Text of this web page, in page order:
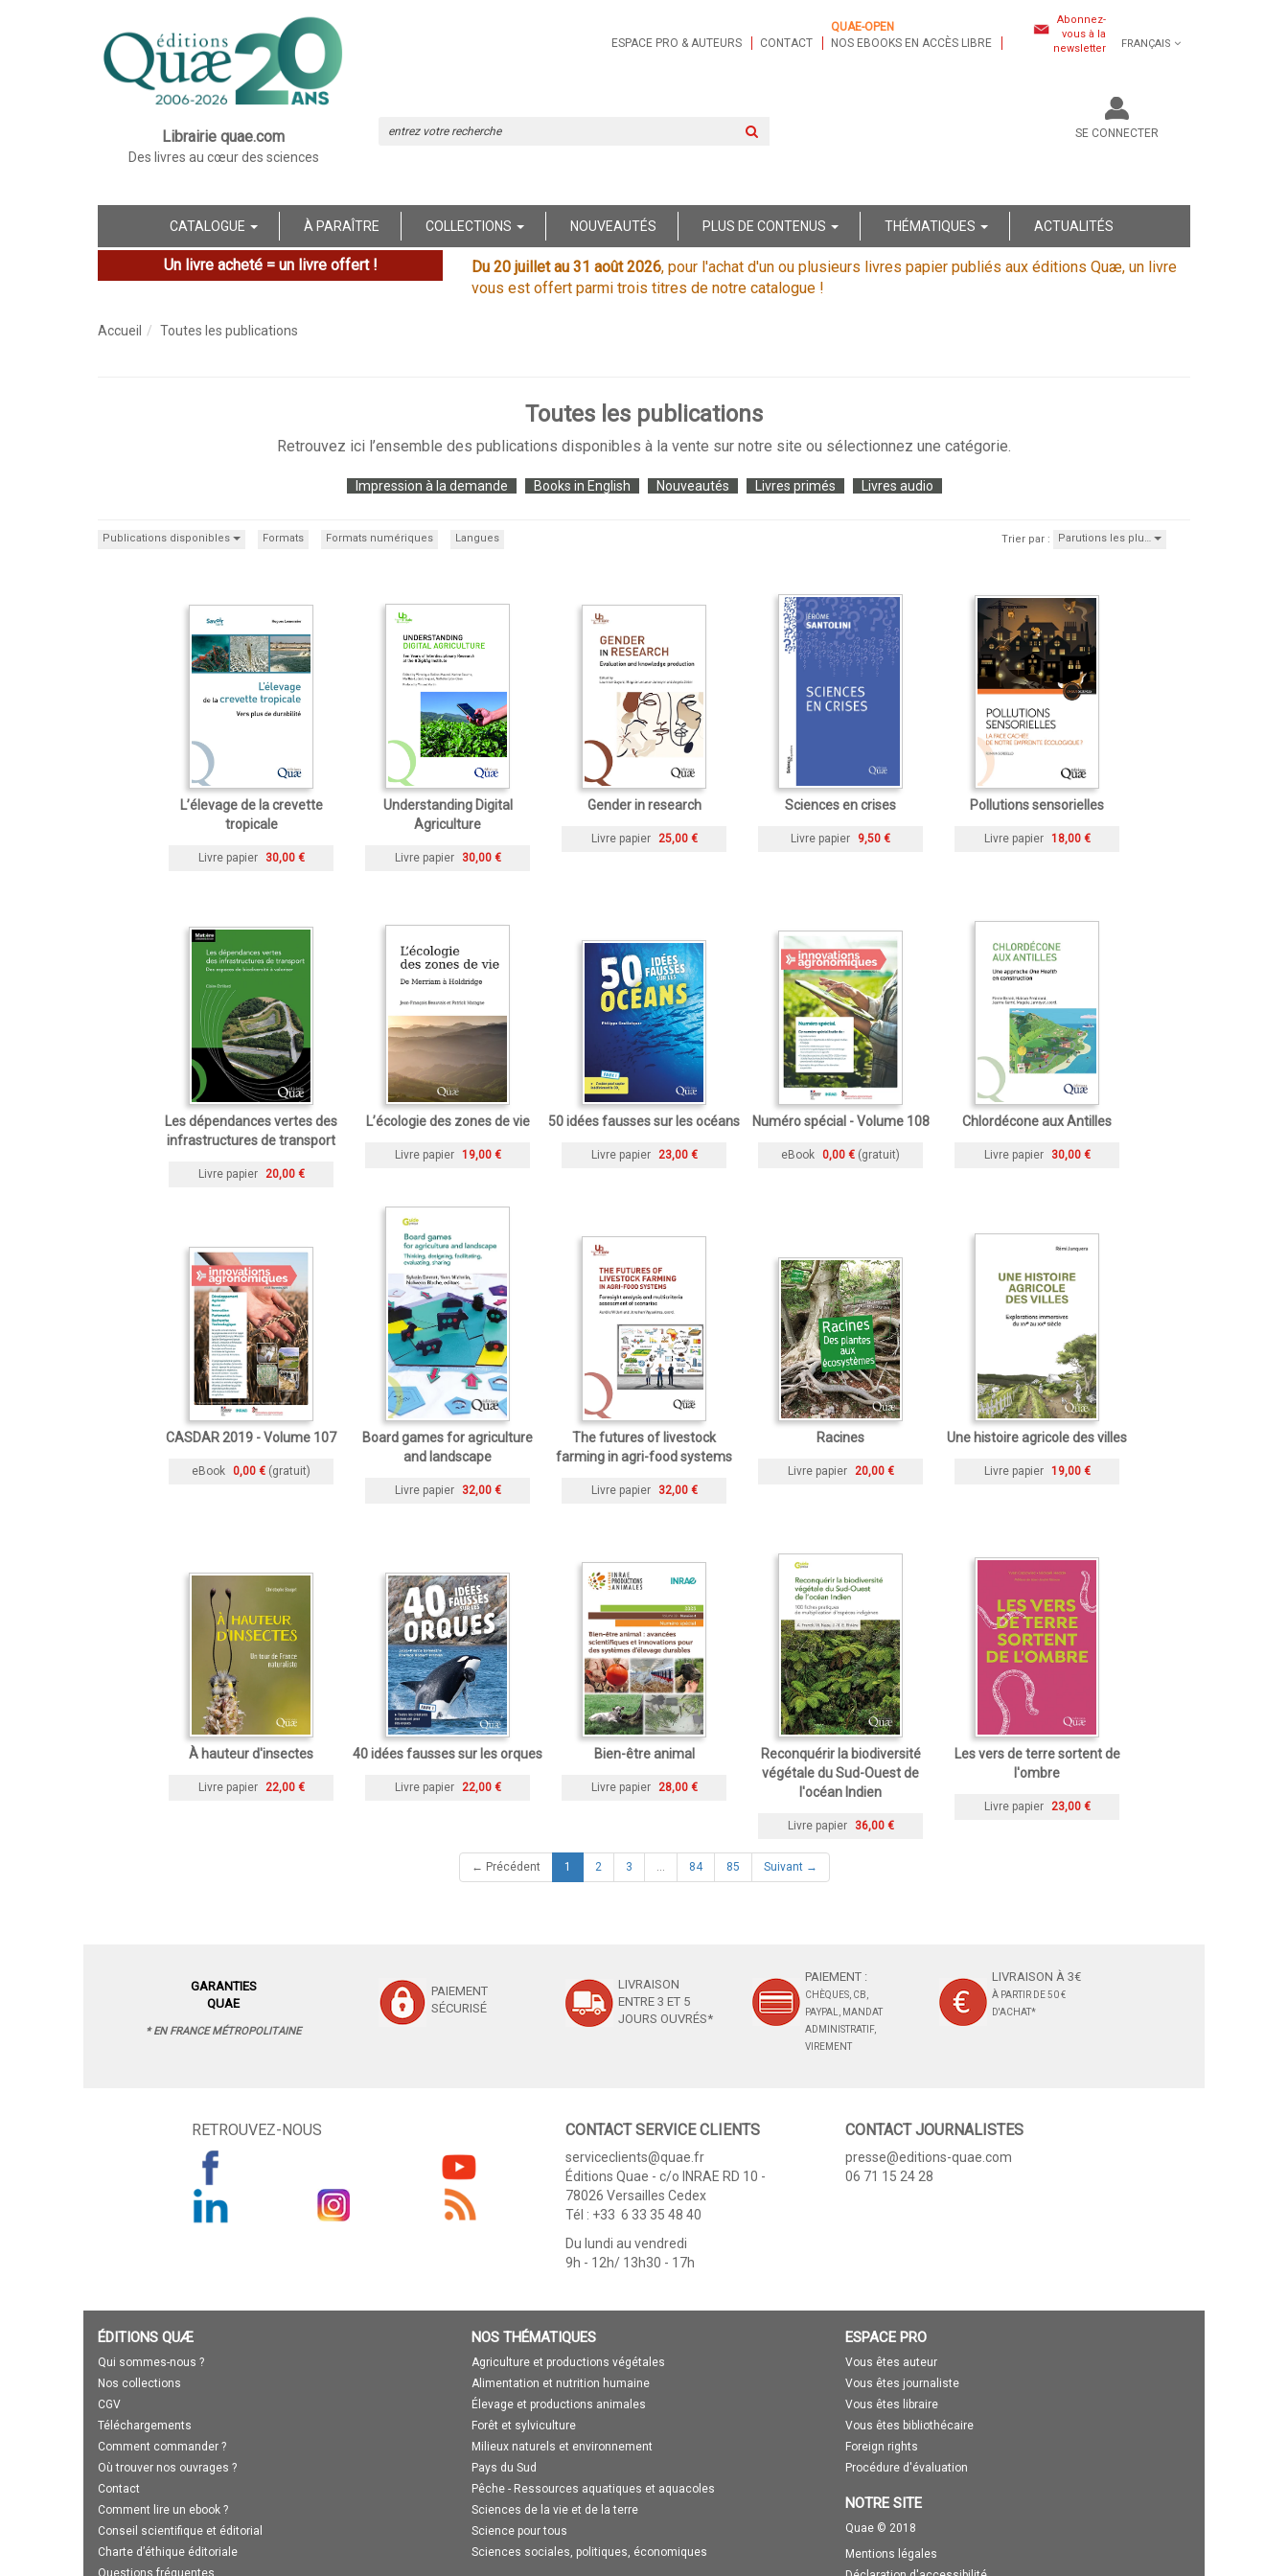
Librairie quae.com
Des livres au cœur des sciences
ESPACE PRO & AUTEURS CONTACT
QUAE-OPEN
NOS EBOOKS EN ACCÈS LIBRE
Abonnez-
vous à la
newsletter
FRANÇAIS
SE CONNECTER
CATALOGUE À PARAÎTRE COLLECTIONS NOUVEAUTÉS PLUS DE CONTENUS THÉMATIQUES ACTUALITÉS
Un livre acheté = un livre offert ! Du 20 juillet au 31 août 2026, pour l'achat d'un ou plusieurs livres papier publiés aux éditions Quæ, un livre
vous est offert parmi trois titres de notre catalogue !
Accueil Toutes les publications
Toutes les publications
Retrouvez ici l’ensemble des publications disponibles à la vente sur notre site ou sélectionnez une catégorie.
Impression à la demande Books in English Nouveautés Livres primés Livres audio
Publications disponibles Formats Formats numériques Langues Trier par : Parutions les plu…
L’élevage de la crevette
tropicale
Livre papier 30,00 €
Understanding Digital
Agriculture
Livre papier 30,00 €
Gender in research
Livre papier 25,00 €
Sciences en crises
Livre papier 9,50 €
Pollutions sensorielles
Livre papier 18,00 €
Les dépendances vertes des
infrastructures de transport
Livre papier 20,00 €
L’écologie des zones de vie
Livre papier 19,00 €
50 idées fausses sur les océans
Livre papier 23,00 €
Numéro spécial - Volume 108
eBook 0,00 € (gratuit)
Chlordécone aux Antilles
Livre papier 30,00 €
CASDAR 2019 - Volume 107
eBook 0,00 € (gratuit)
Board games for agriculture
and landscape
Livre papier 32,00 €
The futures of livestock
farming in agri-food systems
Livre papier 32,00 €
Racines
Livre papier 20,00 €
Une histoire agricole des villes
Livre papier 19,00 €
À hauteur d'insectes
Livre papier 22,00 €
40 idées fausses sur les orques
Livre papier 22,00 €
Bien-être animal
Livre papier 28,00 €
Reconquérir la biodiversité
végétale du Sud-Ouest de
l'océan Indien
Livre papier 36,00 €
Les vers de terre sortent de
l'ombre
Livre papier 23,00 €
← Précédent 1 (current)
2 3 84 85 Suivant →
GARANTIES
QUAE
* EN FRANCE MÉTROPOLITAINE
PAIEMENT
SÉCURISÉ
LIVRAISON
ENTRE 3 ET 5
JOURS OUVRÉS*
PAIEMENT :
CHÈQUES, CB,
PAYPAL, MANDAT
ADMINISTRATIF,
VIREMENT
LIVRAISON À 3€
À PARTIR DE 50 €
D'ACHAT*
RETROUVEZ-NOUS CONTACT SERVICE CLIENTS
serviceclients@quae.fr
Éditions Quae - c/o INRAE RD 10 -
78026 Versailles Cedex
Tél : +33 6 33 35 48 40
Du lundi au vendredi
9h - 12h/ 13h30 - 17h
CONTACT JOURNALISTES
presse@editions-quae.com
06 71 15 24 28
ÉDITIONS QUÆ
Qui sommes-nous ?
Nos collections
CGV
Téléchargements
Comment commander ?
Où trouver nos ouvrages ?
Contact
Comment lire un ebook ?
Conseil scientifique et éditorial
Charte d’éthique éditoriale
Questions fréquentes
NOS THÉMATIQUES
Agriculture et productions végétales
Alimentation et nutrition humaine
Élevage et productions animales
Forêt et sylviculture
Milieux naturels et environnement
Pays du Sud
Pêche - Ressources aquatiques et aquacoles
Sciences de la vie et de la terre
Science pour tous
Sciences sociales, politiques, économiques
ESPACE PRO
Vous êtes auteur
Vous êtes journaliste
Vous êtes libraire
Vous êtes bibliothécaire
Foreign rights
Procédure d'évaluation
NOTRE SITE
Quae © 2018
Mentions légales